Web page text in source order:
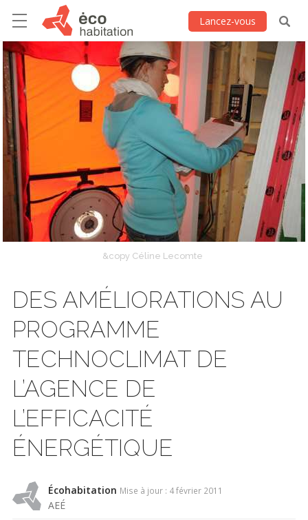
Lancez-vous
&copy Céline Lecomte
DES AMÉLIORATIONS AU
PROGRAMME
TECHNOCLIMAT DE
L’AGENCE DE
L’EFFICACITÉ
ÉNERGÉTIQUE
Écohabitation Mise à jour : 4 février 2011
AEÉ